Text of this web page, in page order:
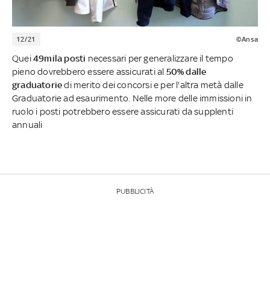
12/21 ©Ansa
Quei49mila posti necessari per generalizzare il tempo
pieno dovrebbero essere assicurati al 50% dalle
graduatoriedi merito dei concorsi e per l'altra metà dalle
Graduatorie ad esaurimento. Nelle more delle immissioni in
ruolo i posti potrebbero essere assicurati da supplenti
annuali
PUBBLICITÀ